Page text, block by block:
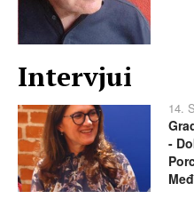
Intervjui
14.
-